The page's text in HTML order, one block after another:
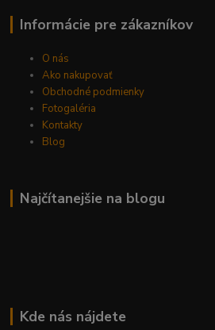
Informácie pre zákazníkov
O nás
Ako nakupovať
Obchodné podmienky
Fotogaléria
Kontakty
Blog
Najčítanejšie na blogu
Kde nás nájdete